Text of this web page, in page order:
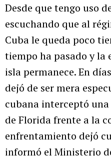
Desde que tengo uso
escuchando que al
Cuba le queda poco
tiempo ha pasado y
isla permanece. En
dejó de ser mera
cubana interceptó
de Florida frente a la
enfrentamiento dejó
informó el Ministerio